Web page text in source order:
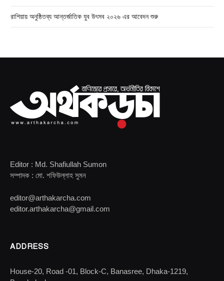
রাশিয়ায় অনুষ্ঠিতব্য আন্তর্জাতিক যুব উৎসব ২০২৬ এর আবেদন শুরু
Editor : Md. Shafiullah Sumon
সম্পাদক : মো. শফিউল্লাহ সুমন
editor@arthakarcha.com
editor.arthakarcha@gmail.com
ADDRESS
House-20, Road -01, Block-C, Banasree, Dhaka-1219,